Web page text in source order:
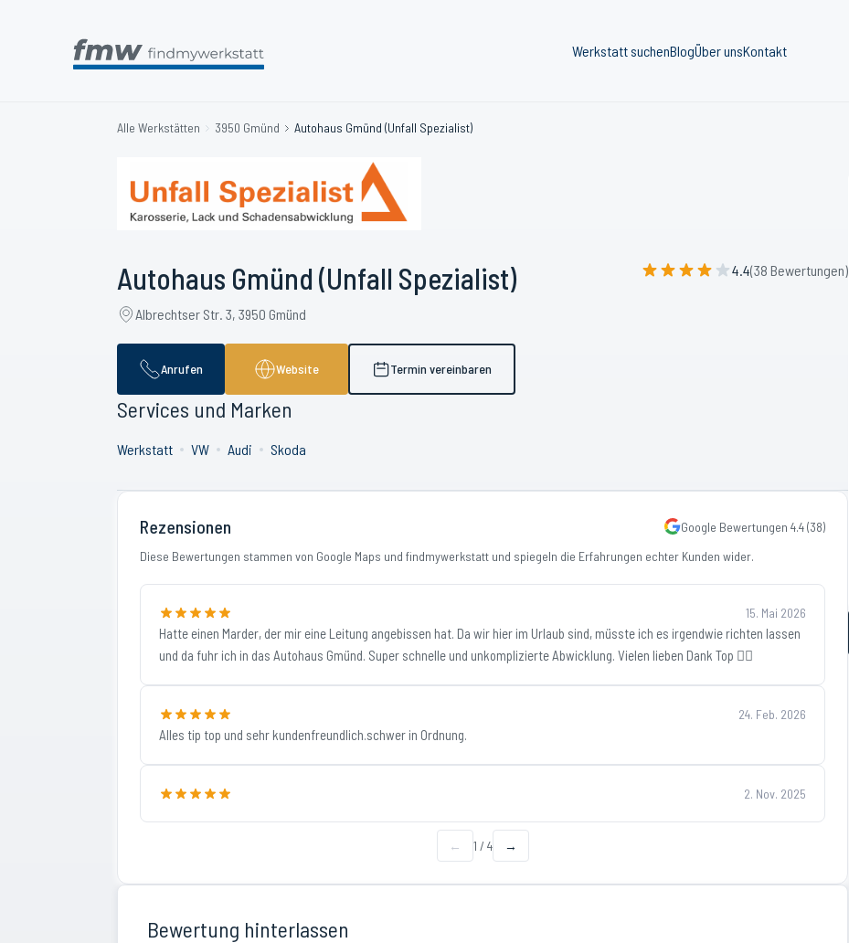
Werkstatt suchenBlogÜber unsKontakt
Alle Werkstätten 3950 Gmünd Autohaus Gmünd (Unfall Spezialist)
Autohaus Gmünd (Unfall Spezialist) 4.4(38 Bewertungen)
Albrechtser Str. 3, 3950 Gmünd
Anrufen Website Termin vereinbaren
Services und Marken
Werkstatt VW Audi Skoda
Rezensionen Google Bewertungen 4.4(38)
Diese Bewertungen stammen von Google Maps und findmywerkstatt und spiegeln die Erfahrungen echter Kunden wider.
15. Mai 2026
Hatte einen Marder, der mir eine Leitung angebissen hat. Da wir hier im Urlaub sind, müsste ich es irgendwie richten lassen
und da fuhr ich in das Autohaus Gmünd. Super schnelle und unkomplizierte Abwicklung. Vielen lieben Dank Top 👍🏻
24. Feb. 2026
Alles tip top und sehr kundenfreundlich.schwer in Ordnung.
2. Nov. 2025
← 1 / 4 →
Bewertung hinterlassen